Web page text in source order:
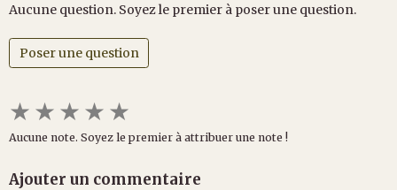
Aucune question. Soyez le premier à poser une question.
Poser une question
★★★★★
Aucune note. Soyez le premier à attribuer une note !
Ajouter un commentaire